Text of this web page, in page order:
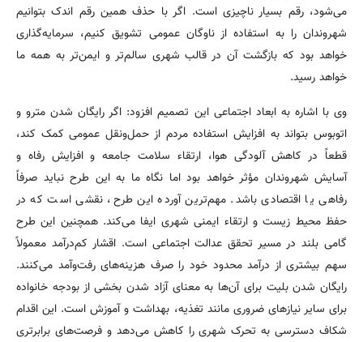
می‌شود، رقم بسیار ناچیزی است. اگر با حذف همین رقم اندک بتوانیم
شهروندان را به استفاده از ناوگان عمومی تشویق کنیم، سرمایه‌گذاری
خواهد بود که بازگشت آن در قالب شهری سالم‌تر و ایمن‌تر به همه ما
خواهد رسید.
وی با اشاره به ابعاد اجتماعی این تصمیم افزود: اگر رایگان شدن مترو و
اتوبوس بتواند به افزایش استفاده مردم از حمل‌ونقل عمومی کمک کند،
قطعاً در کاهش آلودگی هوا، ارتقاء سلامت جامعه و افزایش رفاه و
آسایش شهروندان مؤثر خواهد بود اما نگاه ما به این طرح نباید صرفاً
رفاهی یا اقتصادی باشد. مهم‌ترین آورده این طرح، نقشی است که در
حفظ محیط زیست و ارتقاء ایمنی شهری ایفا می‌کند. همچنین این طرح
گامی بلند در مسیر تحقق عدالت اجتماعی است. اقشار کم‌درآمد معمولاً
سهم بیشتری از درآمد محدود خود را صرف هزینه‌های رفت‌وآمد می‌کنند.
رایگان شدن بلیت برای آن‌ها به معنای آزاد شدن بخشی از بودجه خانواده
برای سایر نیازهای ضروری مانند تغذیه، بهداشت و آموزش است. این اقدام
شکاف دسترسی به تحرک شهری را کاهش می‌دهد و فرصت‌های برابرتری